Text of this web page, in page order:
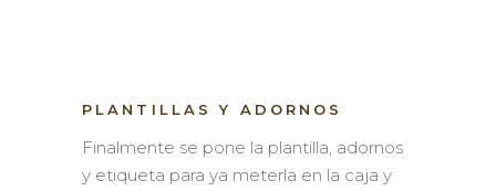
PLANTILLAS Y ADORNOS
Finalmente se pone la plantilla, adornos
y etiqueta para ya meterla en la caja y